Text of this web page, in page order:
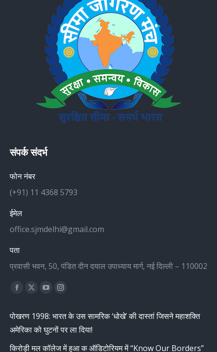
संपर्क संदर्भ
फोन नंबर
(+91) 11 4368 5793
ईमेल
office.sjmdelhi@gmail.com
पता
प्रवासी भवन, 50, पंडित दीन दयाल उपाध्याय मार्ग, नई दिल्ली – 110002
Find us on:
Facebook
opens
in
new
X
opens
in
new
YouTube
opens
in
new
Instagram
opens
in
new
पोखरण 1998: भारत के उस सामरिक ‘धोखे’ की दास्तां जिसने महाशक्ति
अमेरिका को घुटनों पर ला दिया!
किरोड़ी मल कॉलेज में हुआ क ऑडिटोरियम में “Know Our Borders”